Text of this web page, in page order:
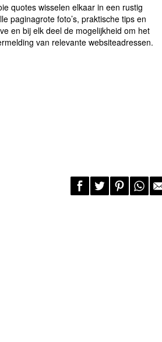
quotes wisselen elkaar in een rustig
paginagrote foto’s, praktische tips en
en bij elk deel de mogelijkheid om het
van relevante websiteadressen.